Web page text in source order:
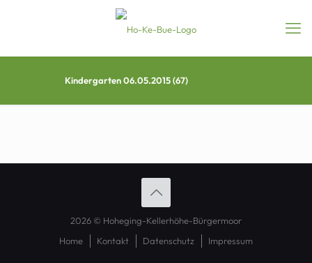
Kindergarten 06.05.2015 (67)
2026 © Hoheging-Kellerhöhe-Bürgermoor
Home
Kontakt Datenschutz Impressum